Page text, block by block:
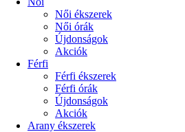
Női ékszerek
Női órák
Újdonságok
Akciók
Férfi
Férfi ékszerek
Férfi órák
Újdonságok
Akciók
Arany ékszerek